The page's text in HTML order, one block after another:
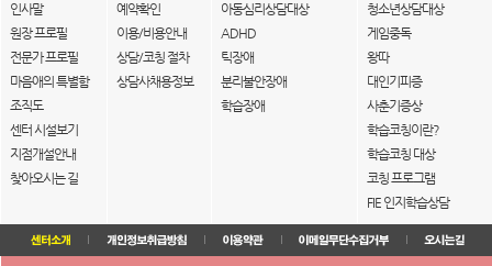
인사말
원장 프로필
전문가 프로필
마음애의 특별함
조직도
센터 시설보기
지점개설안내
찾아오시는 길
예약확인
이용/비용안내
상담/코칭 절차
상담사채용정보
아동심리상담대상
ADHD
틱장애
분리불안장애
학습장애
청소년상담대상
게임중독
왕따
대인기피증
사춘기증상
학습코칭이란?
학습코칭 대상
코칭 프로그램
FIE 인지학습상담